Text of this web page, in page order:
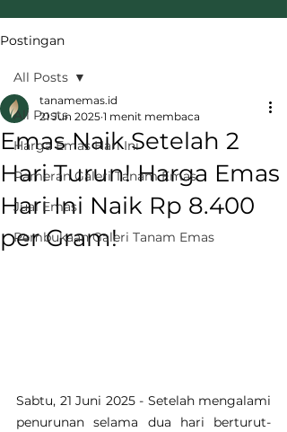
Postingan
All Posts
Harga Emas Hari Ini
Pameran Galeri Tanam Emas
Jual Emas
Pembukaan Galeri Tanam Emas
All Posts
Emas Naik Setelah 2
Hari Turun! Harga Emas
Hari Ini Naik Rp 8.400
per Gram!
tanamemas.id
21 Jun 2025 1 menit membaca
Sabtu, 21 Juni 2025 - Setelah mengalami
penurunan selama dua hari berturut-